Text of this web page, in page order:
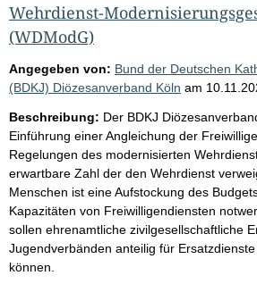
Wehrdienst-
(WDModG)
Angegeben von: Bund der Deutschen
(BDKJ) Diözesanverband Köln am
Beschreibung: Der BDKJ
Einführung einer Angleichung der
Regelungen des modernisierten
erwartbare Zahl der den Wehrdienst
Menschen ist eine Aufstockung des
Kapazitäten von Freiwilligendiensten
sollen ehrenamtliche zivilgesellschaftliche
Jugendverbänden anteilig für
können.